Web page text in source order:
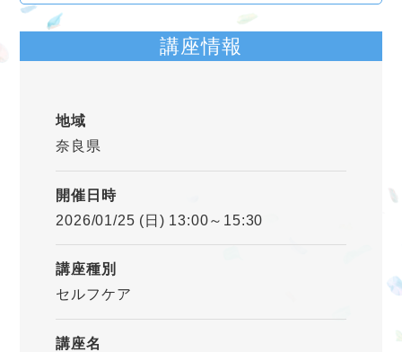
講座情報
地域
奈良県
開催日時
2026/01/25 (日) 13:00～15:30
講座種別
セルフケア
講座名